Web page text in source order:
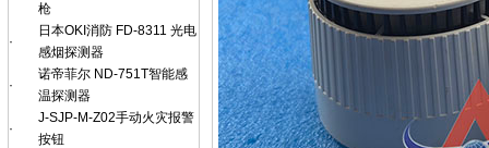
枪
·
日本OKI消防 FD-8311 光电
感烟探测器
·
诺帝菲尔 ND-751T智能感
温探测器
·
J-SJP-M-Z02手动火灾报警
按钮